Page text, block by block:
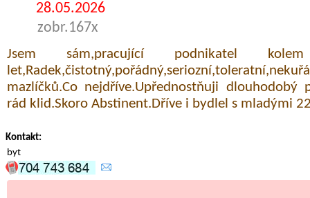
28.05.2026
zobr.167x
Jsem sám,pracující podnikatel
mazlíčků.Co nejdříve.Upřednostňuji dlouhodobý
rád klid.Skoro Abstinent.Dříve i bydlel s mladými
Kontakt:
byt